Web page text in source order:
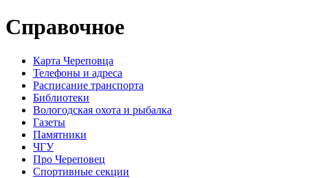
Справочное
Карта Череповца
Телефоны и адреса
Расписание транспорта
Библиотеки
Вологодская охота и рыбалка
Газеты
Памятники
ЧГУ
Про Череповец
Спортивные секции